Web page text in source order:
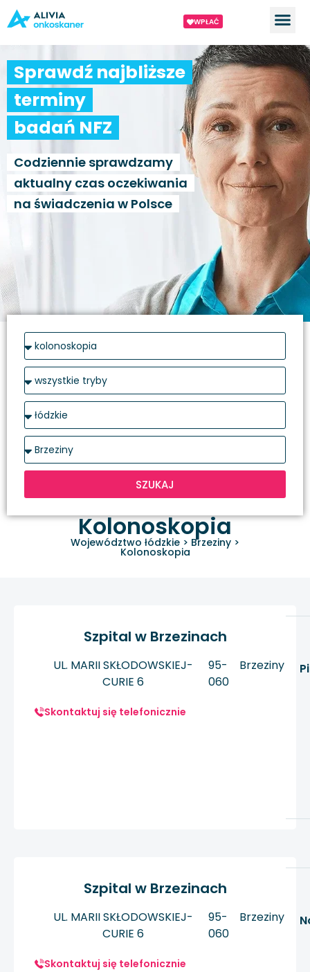
WPŁAĆ
Sprawdź najbliższe
terminy
badań NFZ
Codziennie sprawdzamy
aktualny czas oczekiwania
na świadczenia w Polsce
SZUKAJ
Kolonoskopia
Województwo łódzkie > Brzeziny >
Kolonoskopia
Szpital w Brzezinach
UL. MARII SKŁODOWSKIEJ-
CURIE 6
95-
060
Brzeziny
Skontaktuj się telefonicznie
Szpital w Brzezinach
UL. MARII SKŁODOWSKIEJ-
CURIE 6
95-
060
Brzeziny
Skontaktuj się telefonicznie